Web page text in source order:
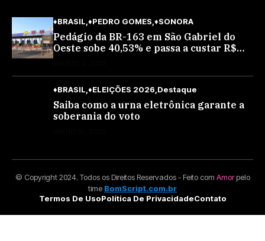
♦BRASIL ♦PEDRO GOMES ♦SONORA
Pedágio da BR-163 em São Gabriel do
Oeste sobe 40,53% e passa a custar R$
♦BRASIL ♦ELEIÇÕES 2026 Destaque
Saiba como a urna eletrônica garante a
soberania do voto
© Copyright 2024. Todos os Direitos Reservados - Feito com Amorpelo
time BomScript.com.br
Termos De UsoPolítica De PrivacidadeContato